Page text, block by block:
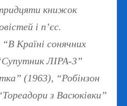
книжок
і п’єс.
Країні сонячних
ЛІРА-3”
(1963), “Робінзон
з Васюківки”